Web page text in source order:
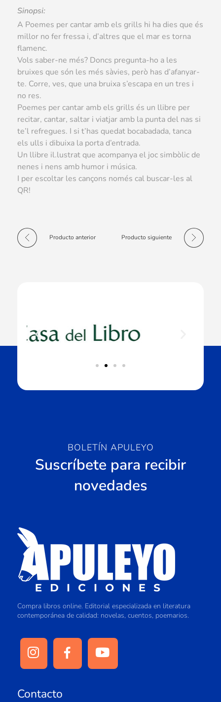
Sinopsi:
A Poemes per cantar amb els grills hi ha dies que és
millor no fer fressa i, d’altres que el mar es torna
flamenc.
Vols saber-ne més? Doncs pregunta-ho a les
bruixes que són les més sàvies, però has d’afanyar-
te. Corre, ves, que una bruixa s’escapa en un tres i
no res.
Poemes per cantar amb els grills és un llibre per
recitar, cantar, saltar i viatjar amb la punta del nas si
te’l refregues. I si t’has quedat bocabadada, tanca
els ulls i dibuixa la porta d’entrada.
Un llibre il.lustrat que acompanya el joc simbòlic de
nenes i nens amb humor i música.
I per escoltar les cançons només cal buscar-les al
QR!
Producto anterior Producto siguiente
BOLETÍN APULEYO
Suscríbete para recibir
novedades
Compra libros online. Editorial especializada en literatura
contemporánea de calidad: novelas, cuentos, poemarios.
Contacto